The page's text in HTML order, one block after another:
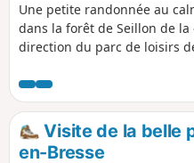
Une petite randonnée au
dans la forêt de Seillon de
direction du parc de loisirs
communiquées plus bas.
Visite de la belle
en-Bresse